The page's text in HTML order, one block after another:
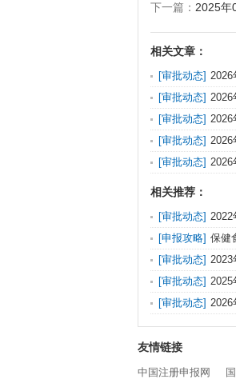
下一篇： 2025年
相关文章：
[审批动态] 2026
[审批动态] 2026
[审批动态] 2026
[审批动态] 2026
[审批动态] 2026
相关推荐：
[审批动态] 2022
文件（变更、纠
[申报攻略] 保健
疲劳篇
[审批动态] 2023
发布[审批动态] 2025
信息[审批动态] 2026
友情链接
中国注册申报网